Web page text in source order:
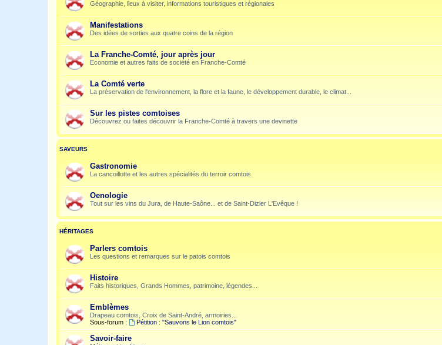
Géographie, lieux à visiter, informations touristiques et régionales
Manifestations
Des idées de sorties aux quatre coins de la région
La Franche-Comté, jour après jour
Economie et autres faits de société en Franche-Comté
La Comté verte
La préservation de l'environnement, la flore et la faune, le développement durable, le climat...
Sur les pistes comtoises
Découvrez ou faites découvrir la Franche-Comté à travers une devinette
SAVEURS
Gastronomie
La cancoillotte et les autres spécialités du terroir comtois
Oenologie
Tout sur les vins du Jura, de Haute-Saône... et de Saint-Dizier L'Evêque !
HÉRITAGES
Parlers comtois
Les questions et remarques sur le patois comtois
Histoire
Faits historiques, Grands Hommes, patrimoine, légendes...
Emblèmes
Drapeau comtois, Croix de Saint-André, armoiries...
Sous-forum :
Pétition : "Sauvons le Lion comtois"
Savoir-faire